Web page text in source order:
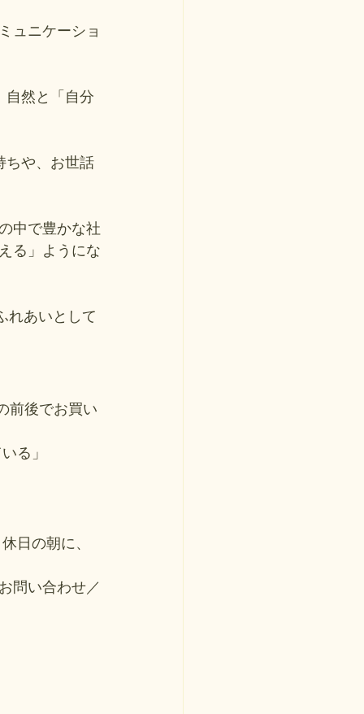
ュニケーショ
自然と「自分
ちや、お世話
中で豊かな社
る」ようにな
れあいとして
前後でお買い
る」
日の朝に、
問い合わせ／